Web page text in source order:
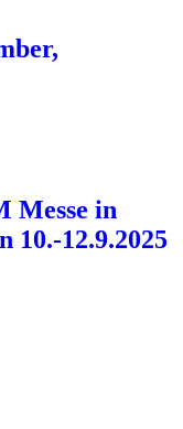
Messe in
10.-12.9.2025